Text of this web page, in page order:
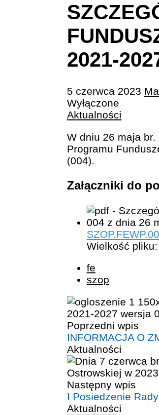
2021-
5 czerwca 2023
Wyłączone
Aktualności
W dniu 26 maja br.
Programu
(004).
Załączniki do
Wielkość pliku:
fe
szop
Poprzedni wpis
INFORMACJA O
Aktualności
Następny wpis
I Posiedzenie
Aktualności